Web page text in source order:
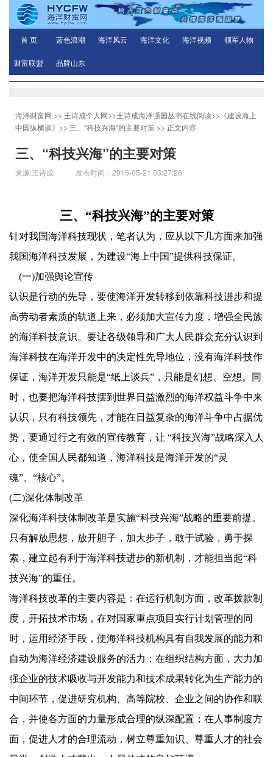
首 页 蓝色浪潮 海洋风云 海洋文化 海洋视频 领军人物
财富联盟 品牌山东
海洋财富网 >> 王诗成个人网>>王诗成海洋强国丛书在线阅读>> 《建设海上
中国纵横谈》 >> 三、“科技兴海”的主要对策 >> 正文内容
三、“科技兴海”的主要对策
来源:王诗成 发布时间：2015-05-21 03:27:26
三、 “科技兴海”的主要对策
针对我国海洋科技现状，笔者认为，应从以下几方面来加强
我国海洋科技发展，为建设“海上中国”提供科技保证。
(一)加强舆论宣传
认识是行动的先导，要使海洋开发转移到依靠科技进步和提
高劳动者素质的轨道上来，必须加大宣传力度，增强全民族
的海洋科技意识。要让各级领导和广大人民群众充分认识到
海洋科技在海洋开发中的决定性先导地位，没有海洋科技作
保证，海洋开发只能是“纸上谈兵”，只能是幻想、空想。同
时，也要把海洋科技摆到世界日益激烈的海洋权益斗争中来
认识，只有科技领先，才能在日益复杂的海洋斗争中占据优
势，要通过行之有效的宣传教育，让 “科技兴海”战略深入人
心，使全国人民都知道，海洋科技是海洋开发的“灵
魂”、“核心”。
(二)深化体制改革
深化海洋科技体制改革是实施“科技兴海”战略的重要前提。
只有解放思想，放开胆子，加大步子，敢于试验，勇于探
索，建立起有利于海洋科技进步的新机制，才能担当起“科
技兴海”的重任。
海洋科技改革的主要内容是：在运行机制方面，改革拨款制
度，开拓技术市场，在对国家重点项目实行计划管理的同
时，运用经济手段，使海洋科技机构具有自我发展的能力和
自动为海洋经济建设服务的活力；在组织结构方面，大力加
强企业的技术吸收与开发能力和技术成果转化为生产能力的
中间环节，促进研究机构、高等院校、企业之间的协作和联
合，并使各方面的力量形成合理的纵深配置；在人事制度方
面，促进人才的合理流动，树立尊重知识、尊重人才的社会